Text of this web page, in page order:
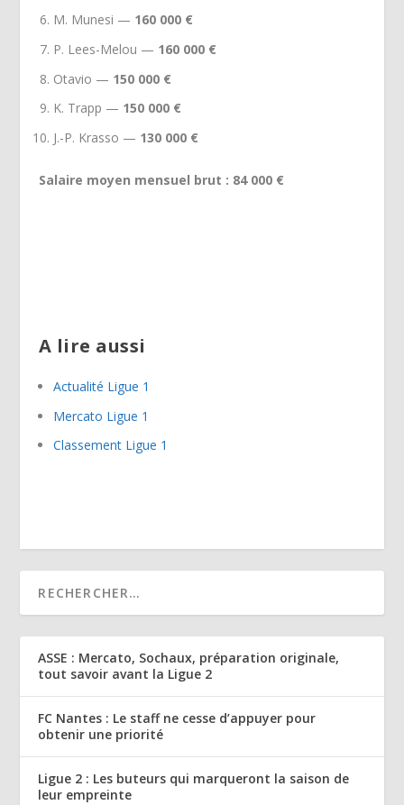
M. Munesi — 160 000 €
P. Lees-Melou — 160 000 €
Otavio — 150 000 €
K. Trapp — 150 000 €
J.-P. Krasso — 130 000 €
Salaire moyen mensuel brut : 84 000 €
A lire aussi
Actualité Ligue 1
Mercato Ligue 1
Classement Ligue 1
ASSE : Mercato, Sochaux, préparation originale,
tout savoir avant la Ligue 2
FC Nantes : Le staff ne cesse d’appuyer pour
obtenir une priorité
Ligue 2 : Les buteurs qui marqueront la saison de
leur empreinte